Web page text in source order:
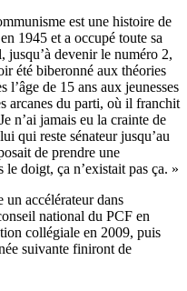
est une histoire de
1945 et a occupé toute sa
jusqu’à devenir le numéro 2,
été biberonné aux théories
l’âge de 15 ans aux jeunesses
arcanes du parti, où il franchit
n’ai jamais eu la crainte de
qui reste sénateur jusqu’au
de prendre une
doigt, ça n’existait pas ça. »
un accélérateur dans
national du PCF en
collégiale en 2009, puis
suivante finiront de